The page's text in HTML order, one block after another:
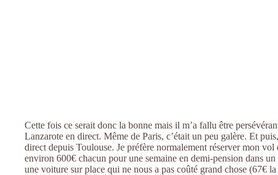
Cette fois ce serait donc la bonne mais il m’a fallu être
Lanzarote en direct. Même de Paris, c’était un peu galère. Et
direct depuis Toulouse. Je préfère normalement réserver mon
environ 600€ chacun pour une semaine en demi-pension dans
une voiture sur place qui ne nous a pas coûté grand chose (67€